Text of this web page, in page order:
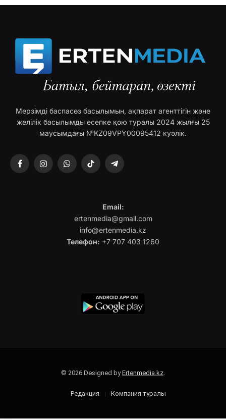
Мерзімді баспасөз басылымын, ақпарат агенттігін және
желілік басылымды есепке қою туралы 2024 жылғы 25
маусымдағы №KZ09VPY00095412 куәлік.
FacebookInstagramWhatsAppTikTok Telegram
Email:
ertenmedia@gmail.com
info@ertenmedia.kz
Телефон: +7 707 403 1260
© 2026 Designed byErtenmedia.kz.
Редакция Компания туралы